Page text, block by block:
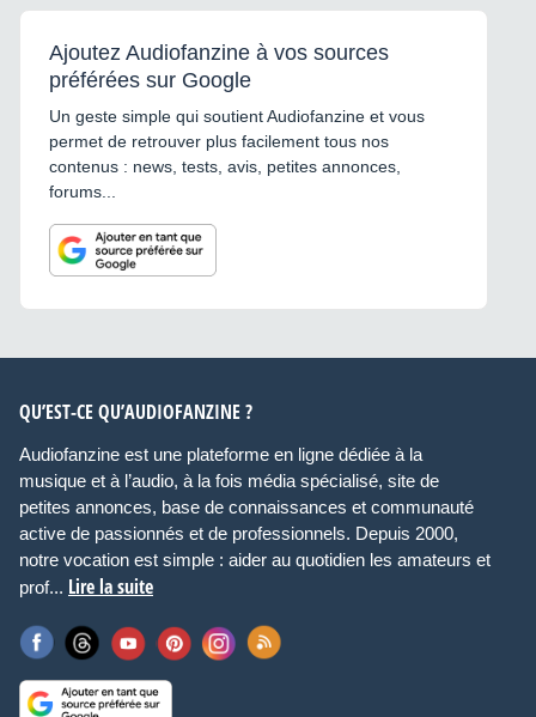
Ajoutez Audiofanzine à vos sources
préférées sur Google
Un geste simple qui soutient Audiofanzine et vous
permet de retrouver plus facilement tous nos
contenus : news, tests, avis, petites annonces,
forums...
QU’EST-CE QU’AUDIOFANZINE ?
Audiofanzine est une plateforme en ligne dédiée à la
musique et à l’audio, à la fois média spécialisé, site de
petites annonces, base de connaissances et communauté
active de passionnés et de professionnels. Depuis 2000,
notre vocation est simple : aider au quotidien les amateurs et
prof... Lire la suite